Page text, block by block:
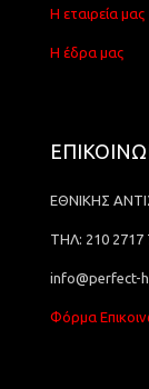
Η εταιρεία μας
Η έδρα μας
ΕΘΝΙΚΗΣ
ΤΗΛ: 210 2717
info@perfect-
Φόρμα